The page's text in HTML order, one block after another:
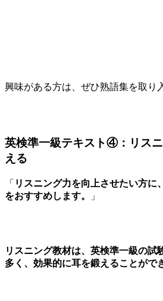
興味がある方は、ぜひ熟語集を取り
英検準一級テキスト④：リス
える
「 リスニング力を向上させたい方に
をおすすめします。
」
リスニング教材は、英検準一級の試
多く、効果的に耳を鍛えることがで